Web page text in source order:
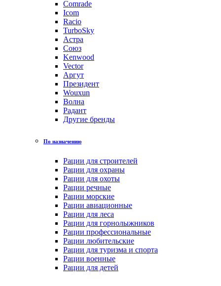
Comrade
Icom
Racio
TurboSky
Астра
Союз
Kenwood
Vector
Аргут
Президент
Wouxun
Волна
Радант
Другие бренды
По назначению
Рации для строителей
Рации для охраны
Рации для охоты
Рации речные
Рации морские
Рации авиационные
Рации для леса
Рации для горнолыжников
Рации профессиональные
Рации любительские
Рации для туризма и спорта
Рации военные
Рации для детей